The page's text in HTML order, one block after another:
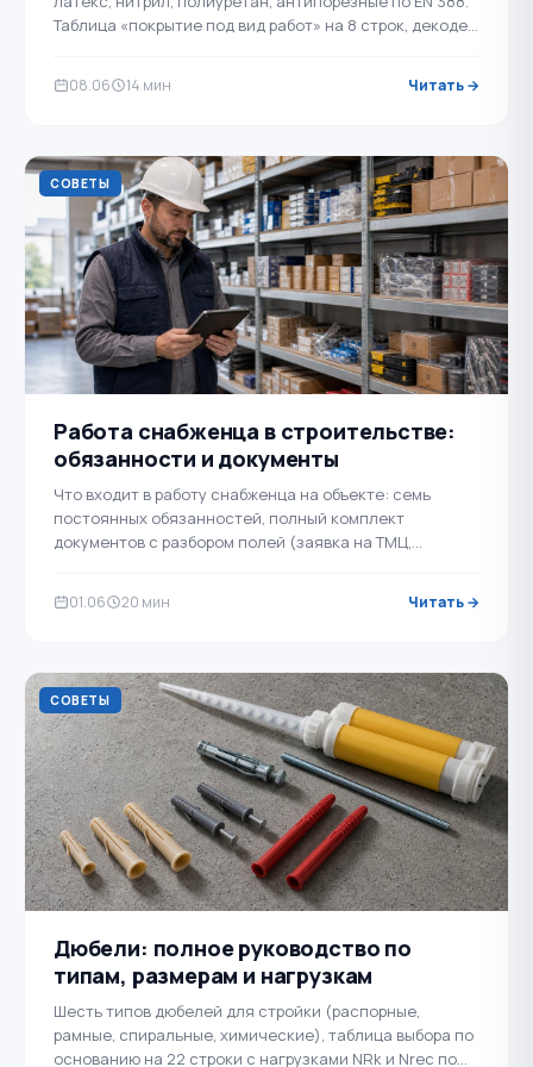
Таблица «покрытие под вид работ» на 8 строк, декодер
08.06 14 мин Читать →
СОВЕТЫ
Работа снабженца в строительстве:
обязанности и документы
Что входит в работу снабженца на объекте: семь
постоянных обязанностей, полный комплект
документов с разбором полей (заявка на ТМЦ,
01.06 20 мин Читать →
СОВЕТЫ
Дюбели: полное руководство по
типам, размерам и нагрузкам
Шесть типов дюбелей для стройки (распорные,
рамные, спиральные, химические), таблица выбора по
основанию на 22 строки с нагрузками NRk и Nrec по